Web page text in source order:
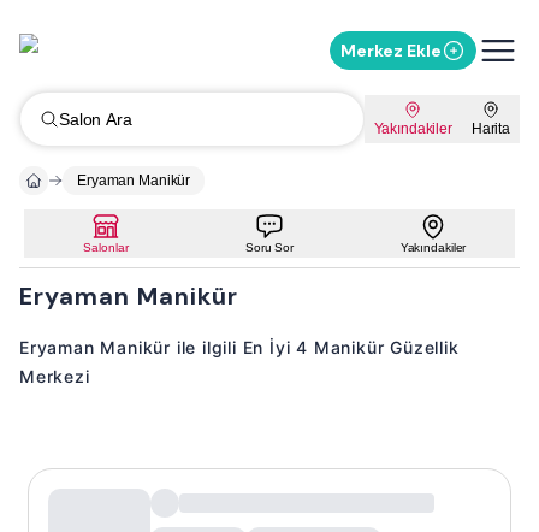
Merkez Ekle
Salon Ara Yakındakiler Harita
Eryaman Manikür
Salonlar Soru Sor Yakındakiler
Eryaman Manikür
Eryaman Manikür ile ilgili En İyi 4 Manikür Güzellik
Merkezi